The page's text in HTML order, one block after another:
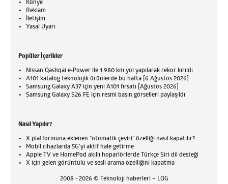
Künye
Reklam
İletişim
Yasal Uyarı
Popüler İçerikler
Nissan Qashqai e-Power ile 1.980 km yol yapılarak rekor kırıldı
A101 katalog teknolojik ürünlerde bu hafta [6 Ağustos 2026]
Samsung Galaxy A37 için yeni A101 fırsatı [Ağustos 2026]
Samsung Galaxy S26 FE için resmi basın görselleri paylaşıldı
Nasıl Yapılır?
X platformuna eklenen “otomatik çeviri” özelliği nasıl kapatılır?
Mobil cihazlarda 5G’yi aktif hale getirme
Apple TV ve HomePod akıllı hoparlörlerde Türkçe Siri dil desteği
X için gelen görüntülü ve sesli arama özelliğini kapatma
2008 - 2026 © Teknoloji haberleri – LOG